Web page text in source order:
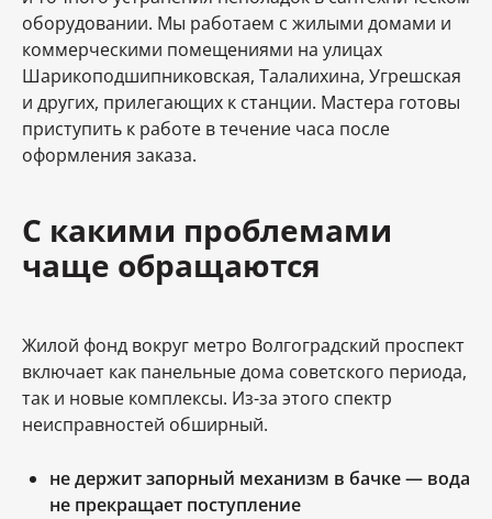
оборудовании. Мы работаем с жилыми домами и
коммерческими помещениями на улицах
Шарикоподшипниковская, Талалихина, Угрешская
и других, прилегающих к станции. Мастера готовы
приступить к работе в течение часа после
оформления заказа.
С какими проблемами
чаще обращаются
Жилой фонд вокруг метро Волгоградский проспект
включает как панельные дома советского периода,
так и новые комплексы. Из-за этого спектр
неисправностей обширный.
не держит запорный механизм в бачке — вода
не прекращает поступление